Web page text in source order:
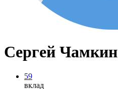
Сергей Чамкин
59
вклад